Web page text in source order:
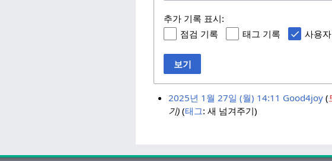
추가 기록 표시:
점검 기록
태그 기록 사용
보기
2025년 1월 27일 (월) 14:11 Good4joy
기) 태그: 새 넘겨주기